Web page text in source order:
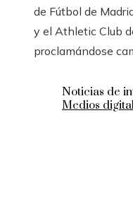
de Fútbol de
y el Athletic Club
proclamándose
Noticias de
Medios